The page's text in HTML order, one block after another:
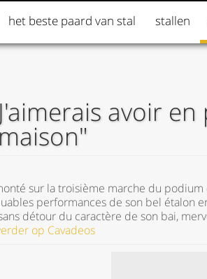
het beste paard van stal stallen
avoir en
sur la troisième marche du
performances de son bel étalon
détour du caractère de son bai,
op Cavadeos